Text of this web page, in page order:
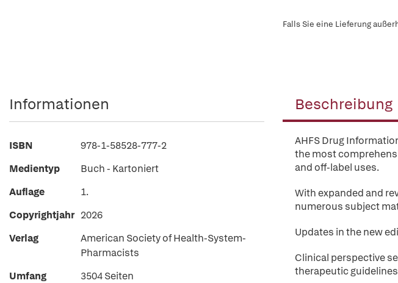
Falls Sie eine Lieferung
Beschreibung
AHFS Drug
the most
and off-label uses.
With expanded and
numerous subject
Updates in the new
Clinical perspective
therapeutic guidelines
Informationen
ISBN
978-1-58528-777-2
Medientyp
Buch - Kartoniert
Auflage
1.
Copyrightjahr 2026
Verlag
American Society of Health-System-
Pharmacists
Umfang
3504 Seiten